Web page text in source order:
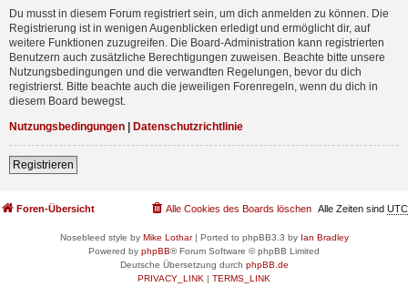
Du musst in diesem Forum registriert sein, um dich anmelden zu können. Die
Registrierung ist in wenigen Augenblicken erledigt und ermöglicht dir, auf
weitere Funktionen zuzugreifen. Die Board-Administration kann registrierten
Benutzern auch zusätzliche Berechtigungen zuweisen. Beachte bitte unsere
Nutzungsbedingungen und die verwandten Regelungen, bevor du dich
registrierst. Bitte beachte auch die jeweiligen Forenregeln, wenn du dich in
diesem Board bewegst.
Nutzungsbedingungen | Datenschutzrichtlinie
Registrieren
Foren-Übersicht Alle Zeiten sind UTC
Alle Cookies des Boards löschen
Nosebleed style by Mike Lothar| Ported to phpBB3.3 by Ian Bradley
Powered by phpBB® Forum Software © phpBB Limited
Deutsche Übersetzung durch phpBB.de
PRIVACY_LINK | TERMS_LINK